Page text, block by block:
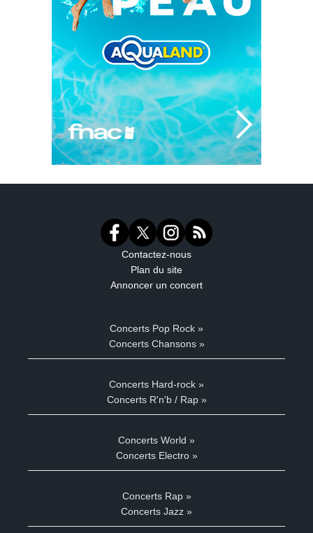
Contactez-nous
Plan du site
Annoncer un concert
Concerts Pop Rock »
Concerts Chansons »
Concerts Hard-rock »
Concerts R'n'b / Rap »
Concerts World »
Concerts Electro »
Concerts Rap »
Concerts Jazz »